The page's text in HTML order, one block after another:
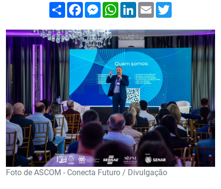
Compartilhar
FacebookMessenger
WhatsApp
LinkedIn
Email
Foto de ASCOM - Conecta Futuro / Divulgação